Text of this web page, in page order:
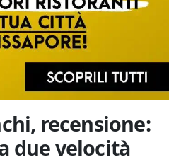
recensione:
due velocità